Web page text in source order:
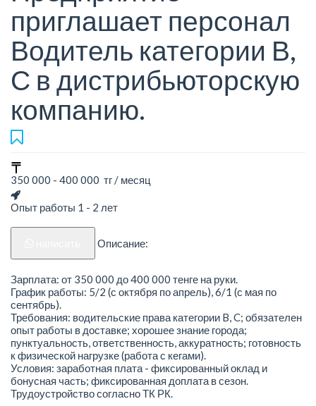
приглашает персонал
Водитель категории В,
С в дистрибьюторскую
компанию.
350 000 - 400 000 тг / месяц
Опыт работы 1 - 2 лет
Описание:
Зарплата: от 350 000 до 400 000 тенге на руки.
График работы: 5/2 (с октября по апрель), 6/1 (с мая по
сентябрь).
Требования: водительские права категории B, C; обязателен
опыт работы в доставке; хорошее знание города;
пунктуальность, ответственность, аккуратность; готовность
к физической нагрузке (работа с кегами).
Условия: заработная плата - фиксированный оклад и
бонусная часть; фиксированная доплата в сезон.
Трудоустройство согласно ТК РК.